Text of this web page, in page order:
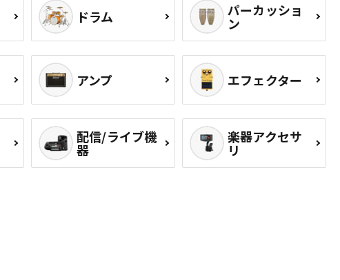
ドラム パーカッショ
ン
アンプ エフェクター
配信/ライブ機
器
楽器アクセサ
リ